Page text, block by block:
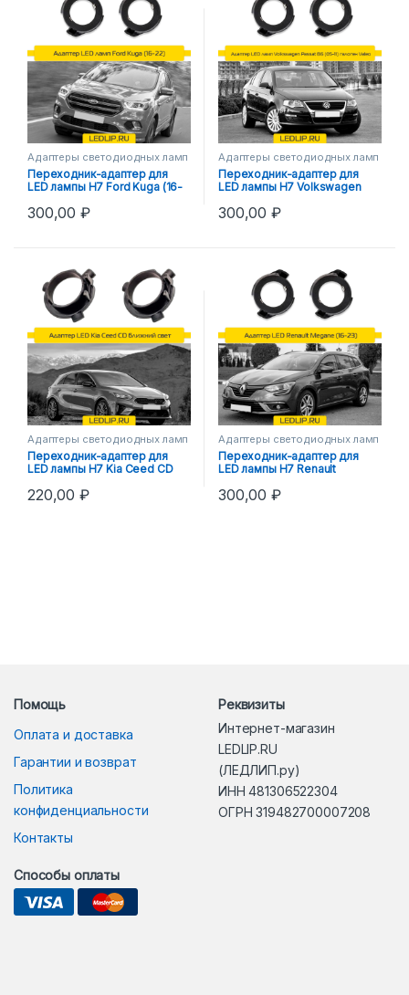
Адаптеры светодиодных ламп
Переходник-адаптер для
LED лампы H7 Ford Kuga (16-
300,00₽
Адаптеры светодиодных ламп
Переходник-адаптер для
LED лампы H7 Volkswagen
300,00₽
Адаптеры светодиодных ламп
Переходник-адаптер для
LED лампы H7 Kia Ceed CD
220,00₽
Адаптеры светодиодных ламп
Переходник-адаптер для
LED лампы H7 Renault
300,00₽
Помощь
Оплата и доставка
Гарантии и возврат
Политика
конфиденциальности
Контакты
Реквизиты
Интернет-магазин
LEDLIP.RU
(ЛЕДЛИП.ру)
ИНН 481306522304
ОГРН 319482700007208
Способы оплаты